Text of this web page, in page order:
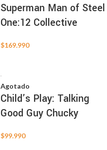
Superman Man of Steel
One:12 Collective
$169.990
Agotado
Child’s Play: Talking
Good Guy Chucky
$99.990